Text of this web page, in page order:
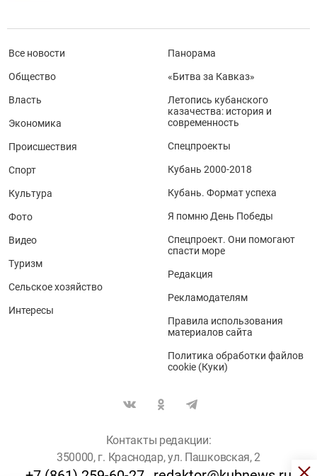
Все новости
Общество
Власть
Экономика
Происшествия
Спорт
Культура
Фото
Видео
Туризм
Сельское хозяйство
Интересы
Панорама
«Битва за Кавказ»
Летопись кубанского
казачества: история и
современность
Спецпроекты
Кубань 2000-2018
Кубань. Формат успеха
Я помню День Победы
Спецпроект. Они помогают
спасти море
Редакция
Рекламодателям
Правила использования
материалов сайта
Политика обработки файлов
cookie (Куки)
Контакты редакции:
350000, г. Краснодар, ул. Пашковская, 2